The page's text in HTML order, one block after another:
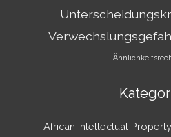
African Intellectual